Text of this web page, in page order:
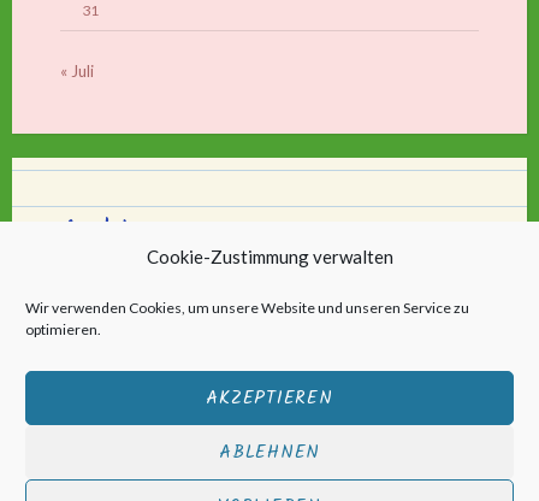
Cookie-Zustimmung verwalten
Wir verwenden Cookies, um unsere Website und unseren Service zu
optimieren.
AKZEPTIEREN
ABLEHNEN
31
« Juli
Archiv
Stolz bereitgestellt von WordPress | Theme: Scratchpad von